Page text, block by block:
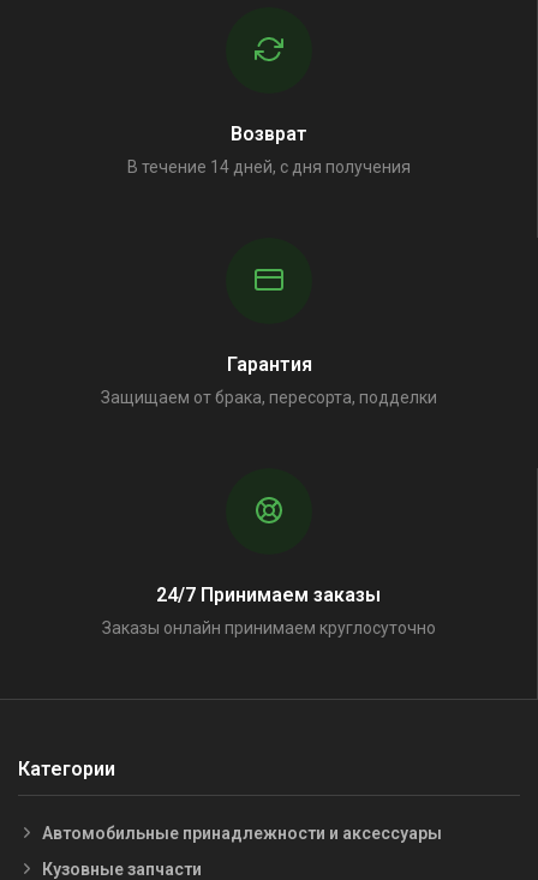
Возврат
В течение 14 дней, с дня получения
Гарантия
Защищаем от брака, пересорта, подделки
24/7 Принимаем заказы
Заказы онлайн принимаем круглосуточно
Категории
Автомобильные принадлежности и аксессуары
Кузовные запчасти